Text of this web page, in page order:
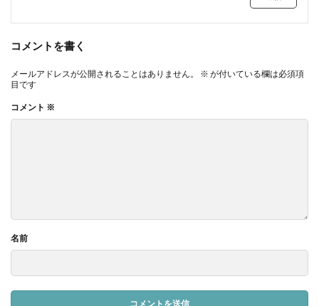
コメントを書く
メールアドレスが公開されることはありません。 ※ が付いている欄は必須項
目です
コメント ※
名前